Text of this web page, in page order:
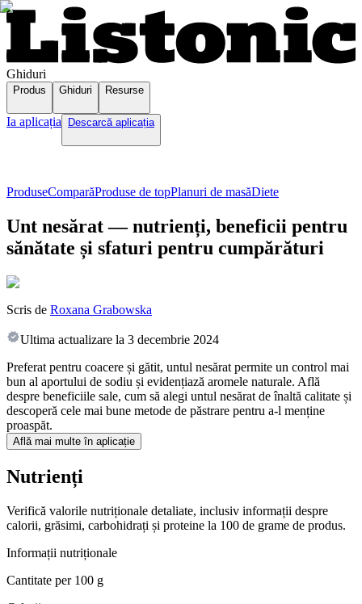
Ghiduri
Produs Ghiduri Resurse
Ia aplicația Descarcă aplicația
ProduseComparăProduse de topPlanuri de masăDiete
Unt nesărat — nutrienți, beneficii pentru
sănătate și sfaturi pentru cumpărături
Scris de Roxana Grabowska
Ultima actualizare la 3 decembrie 2024
Preferat pentru coacere și gătit, untul nesărat permite un control mai
bun al aportului de sodiu și evidențiază aromele naturale. Află
despre beneficiile sale, cum să alegi untul nesărat de înaltă calitate și
descoperă cele mai bune metode de păstrare pentru a-l menține
proaspăt.
Află mai multe în aplicație
Nutrienți
Verifică valorile nutriționale detaliate, inclusiv informații despre
calorii, grăsimi, carbohidrați și proteine la 100 de grame de produs.
Informații nutriționale
Cantitate per100 g